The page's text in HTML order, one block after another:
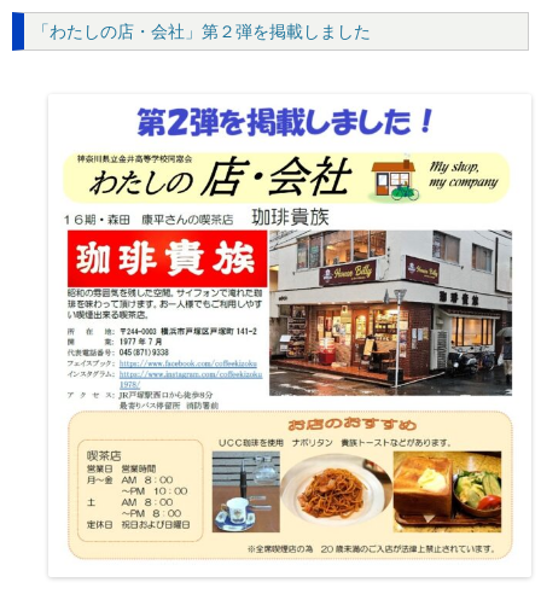
「わたしの店・会社」第２弾を掲載しました